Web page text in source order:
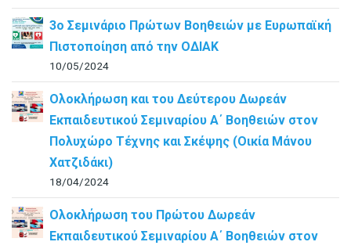
3ο Σεμινάριο Πρώτων Βοηθειών με Ευρωπαϊκή
Πιστοποίηση από την ΟΔΙΑΚ
10/05/2024
Ολοκλήρωση και του Δεύτερου Δωρεάν
Εκπαιδευτικού Σεμιναρίου Α΄ Βοηθειών στον
Πολυχώρο Τέχνης και Σκέψης (Οικία Μάνου
Χατζιδάκι)
18/04/2024
Ολοκλήρωση του Πρώτου Δωρεάν
Εκπαιδευτικού Σεμιναρίου Α΄ Βοηθειών στον